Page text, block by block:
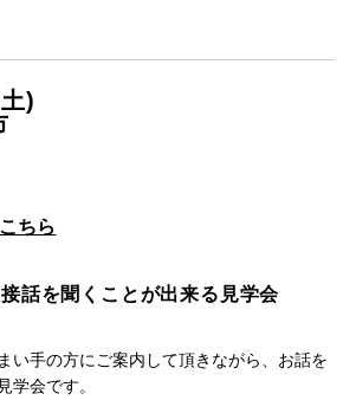
ョンリノベ
情報
)
ちら
話を聞くことが出来る見学会
い手の方にご案内して頂きながら、お話を
学会です。